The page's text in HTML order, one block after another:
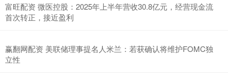
富旺配资 微医控股：2025年上半年营收30.8亿元，经营现金流
首次转正，接近盈利
赢翻网配资 美联储理事提名人米兰：若获确认将维护FOMC独
立性